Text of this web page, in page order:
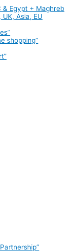
& Egypt + Maghreb
Asia, EU
shopping”